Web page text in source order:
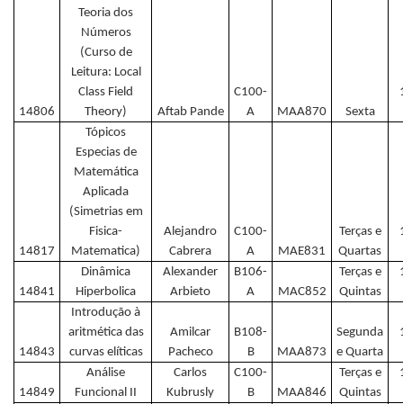
14806
Teoria dos
Números
(Curso de
Leitura: Local
Class Field
Theory)
Aftab Pande
C100-
A
MAA870 Sexta
14817
Tópicos
Especias de
Matemática
Aplicada
(Simetrias em
Fisica-
Matematica)
Alejandro
Cabrera
C100-
A
MAE831
Terças e
Quartas
14841
Dinâmica
Hiperbolica
Alexander
Arbieto
B106-
A
MAC852
Terças e
Quintas
14843
Introdução à
aritmética das
curvas elíticas
Amilcar
Pacheco
B108-
B
MAA873
Segunda
e Quarta
14849
Análise
Funcional II
Carlos
Kubrusly
C100-
B
MAA846
Terças e
Quintas